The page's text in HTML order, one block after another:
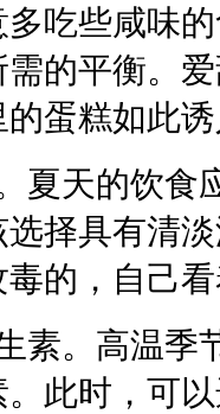
吃些咸味
的平衡。
蛋糕如此
天的饮食
择具有清
的，自己
。高温季
此时，可